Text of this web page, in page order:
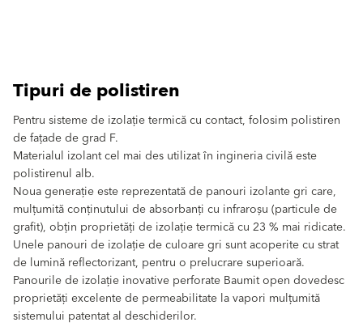
Tipuri de polistiren
Pentru sisteme de izolație termică cu contact, folosim polistiren
de fațade de grad F.
Materialul izolant cel mai des utilizat în ingineria civilă este
polistirenul alb.
Noua generație este reprezentată de panouri izolante gri care,
mulțumită conținutului de absorbanți cu infraroșu (particule de
grafit), obțin proprietăți de izolație termică cu 23 % mai ridicate.
Unele panouri de izolație de culoare gri sunt acoperite cu strat
de lumină reflectorizant, pentru o prelucrare superioară.
Panourile de izolație inovative perforate Baumit open dovedesc
proprietăți excelente de permeabilitate la vapori mulțumită
sistemului patentat al deschiderilor.